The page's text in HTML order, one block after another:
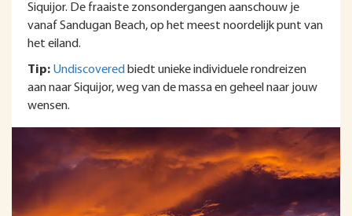
Siquijor. De fraaiste zonsondergangen aanschouw je
vanaf Sandugan Beach, op het meest noordelijk punt van
het eiland.
Tip: Undiscovered biedt unieke individuele rondreizen
aan naar Siquijor, weg van de massa en geheel naar jouw
wensen.